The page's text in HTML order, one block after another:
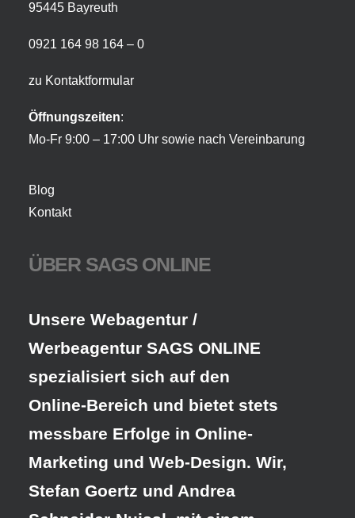
95445 Bayreuth
0921 164 98 164 – 0
zu Kontaktformular
Öffnungszeiten:
Mo-Fr 9:00 – 17:00 Uhr sowie nach Vereinbarung
Blog
Kontakt
ÜBER SAGS ONLINE
Unsere Webagentur /
Werbeagentur SAGS ONLINE
spezialisiert sich auf den
Online-Bereich und bietet stets
messbare Erfolge in Online-
Marketing und Web-Design. Wir,
Stefan Goertz und Andrea